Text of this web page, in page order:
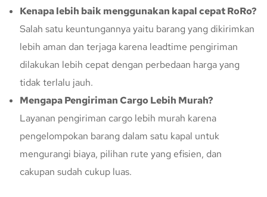
Kenapa lebih baik menggunakan kapal cepat RoRo?
Salah satu keuntungannya yaitu barang yang dikirimkan
lebih aman dan terjaga karena leadtime pengiriman
dilakukan lebih cepat dengan perbedaan harga yang
tidak terlalu jauh.
Mengapa Pengiriman Cargo Lebih Murah?
Layanan pengiriman cargo lebih murah karena
pengelompokan barang dalam satu kapal untuk
mengurangi biaya, pilihan rute yang efisien, dan
cakupan sudah cukup luas.